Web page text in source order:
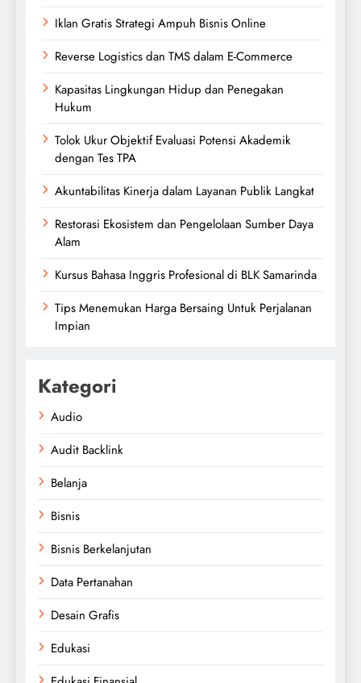
Iklan Gratis Strategi Ampuh Bisnis Online
Reverse Logistics dan TMS dalam E-Commerce
Kapasitas Lingkungan Hidup dan Penegakan
Hukum
Tolok Ukur Objektif Evaluasi Potensi Akademik
dengan Tes TPA
Akuntabilitas Kinerja dalam Layanan Publik Langkat
Restorasi Ekosistem dan Pengelolaan Sumber Daya
Alam
Kursus Bahasa Inggris Profesional di BLK Samarinda
Tips Menemukan Harga Bersaing Untuk Perjalanan
Impian
Kategori
Audio
Audit Backlink
Belanja
Bisnis
Bisnis Berkelanjutan
Data Pertanahan
Desain Grafis
Edukasi